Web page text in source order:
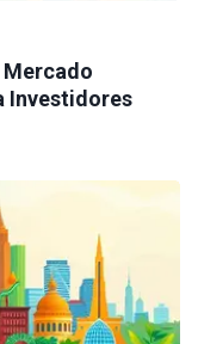
Mercado
Investidores